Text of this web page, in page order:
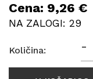
Cena: 9,26 €
NA ZALOGI: 29
Količina: -